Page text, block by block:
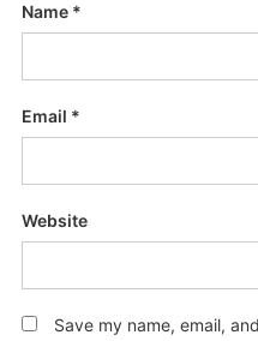
Name *
Email *
Website
Save my name, email,